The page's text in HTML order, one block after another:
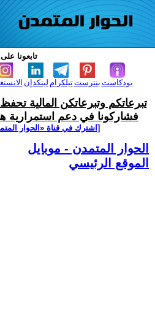
تابعونا
لينكدإن تيلكرامبنترست بودكاست
تبرعاتكم وتبرعاتكن المالية
فشاركونا في دعم استمرارية
[اشترك في قناة ‫«الحوار
الحوار المتمدن - موبايل
الموقع الرئيسي